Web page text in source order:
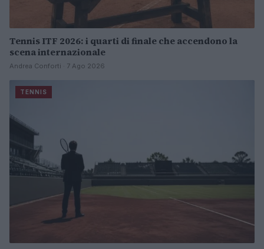
Tennis ITF 2026: i quarti di finale che accendono la
scena internazionale
Andrea Conforti · 7 Ago 2026
TENNIS